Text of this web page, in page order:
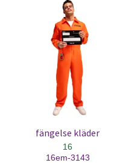
fängelse kläder
16
16em-3143